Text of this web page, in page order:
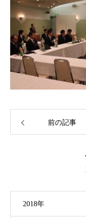
前の記事
2018年